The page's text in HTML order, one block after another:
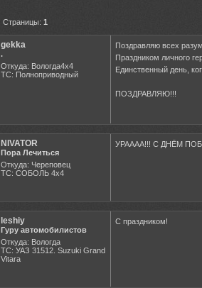
Страницы:1
gekka
.
Откуда: Вологда4х4
ТС: Полноприводный
Поздравляю всех
Праздником личного
Единственный день,
ПОЗДРАВЛЯЮ!!!
NIVATOR
Пора Лечиться
Откуда: Череповец
ТС: СОБОЛЬ 4х4
УРАААА!!! С ДНЁМ
leshiy
Гуру автомобилистов
Откуда: Вологда
ТС: УАЗ 31512. Suzuki Grand
Vitara
С праздником!